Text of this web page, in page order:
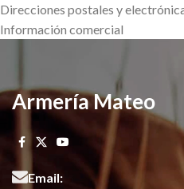
Direcciones postales y
Información comercial
Armería Mateo
Email: